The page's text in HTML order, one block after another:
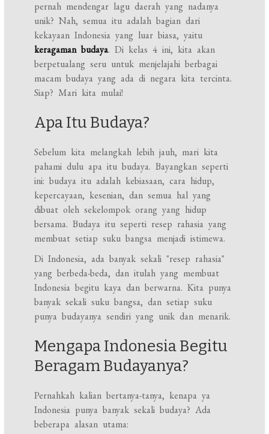
pernah mendengar lagu daerah yang nadanya
unik? Nah, semua itu adalah bagian dari
kekayaan Indonesia yang luar biasa, yaitu
keragaman budaya. Di kelas 4 ini, kita akan
berpetualang seru untuk menjelajahi berbagai
macam budaya yang ada di negara kita tercinta.
Siap? Mari kita mulai!
Apa Itu Budaya?
Sebelum kita melangkah lebih jauh, mari kita
pahami dulu apa itu budaya. Bayangkan seperti
ini: budaya itu adalah kebiasaan, cara hidup,
kepercayaan, kesenian, dan semua hal yang
dibuat oleh sekelompok orang yang hidup
bersama. Budaya itu seperti resep rahasia yang
membuat setiap suku bangsa menjadi istimewa.
Di Indonesia, ada banyak sekali "resep rahasia"
yang berbeda-beda, dan itulah yang membuat
Indonesia begitu kaya dan berwarna. Kita punya
banyak sekali suku bangsa, dan setiap suku
punya budayanya sendiri yang unik dan menarik.
Mengapa Indonesia Begitu
Beragam Budayanya?
Pernahkah kalian bertanya-tanya, kenapa ya
Indonesia punya banyak sekali budaya? Ada
beberapa alasan utama: